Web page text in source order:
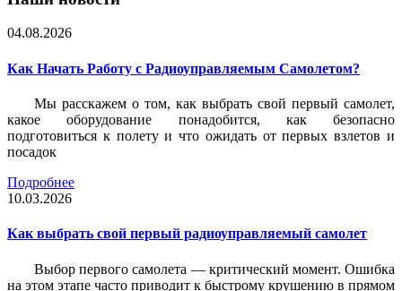
04.08.2026
Как Начать Работу с Радиоуправляемым Самолетом?
Мы расскажем о том, как выбрать свой первый самолет,
какое оборудование понадобится, как безопасно
подготовиться к полету и что ожидать от первых взлетов и
посадок
Подробнее
10.03.2026
Как выбрать свой первый радиоуправляемый самолет
Выбор первого самолета — критический момент. Ошибка
на этом этапе часто приводит к быстрому крушению в прямом